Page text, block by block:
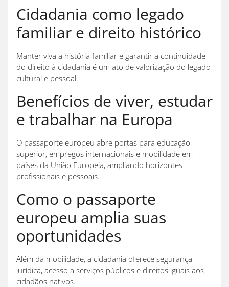
Cidadania como legado
familiar e direito histórico
Manter viva a história familiar e garantir a continuidade
do direito à cidadania é um ato de valorização do legado
cultural e pessoal.
Benefícios de viver, estudar
e trabalhar na Europa
O passaporte europeu abre portas para educação
superior, empregos internacionais e mobilidade em
países da União Europeia, ampliando horizontes
profissionais e pessoais.
Como o passaporte
europeu amplia suas
oportunidades
Além da mobilidade, a cidadania oferece segurança
jurídica, acesso a serviços públicos e direitos iguais aos
cidadãos nativos.